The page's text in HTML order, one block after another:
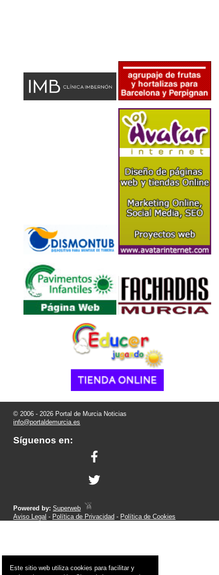
© 2006 - 2026 Portal de Murcia Noticias
info@portaldemurcia.es
Síguenos en:
Powered by:Superweb
Aviso Legal - Política de Privacidad - Política de Cookies
Este sitio web utiliza cookies para facilitar y